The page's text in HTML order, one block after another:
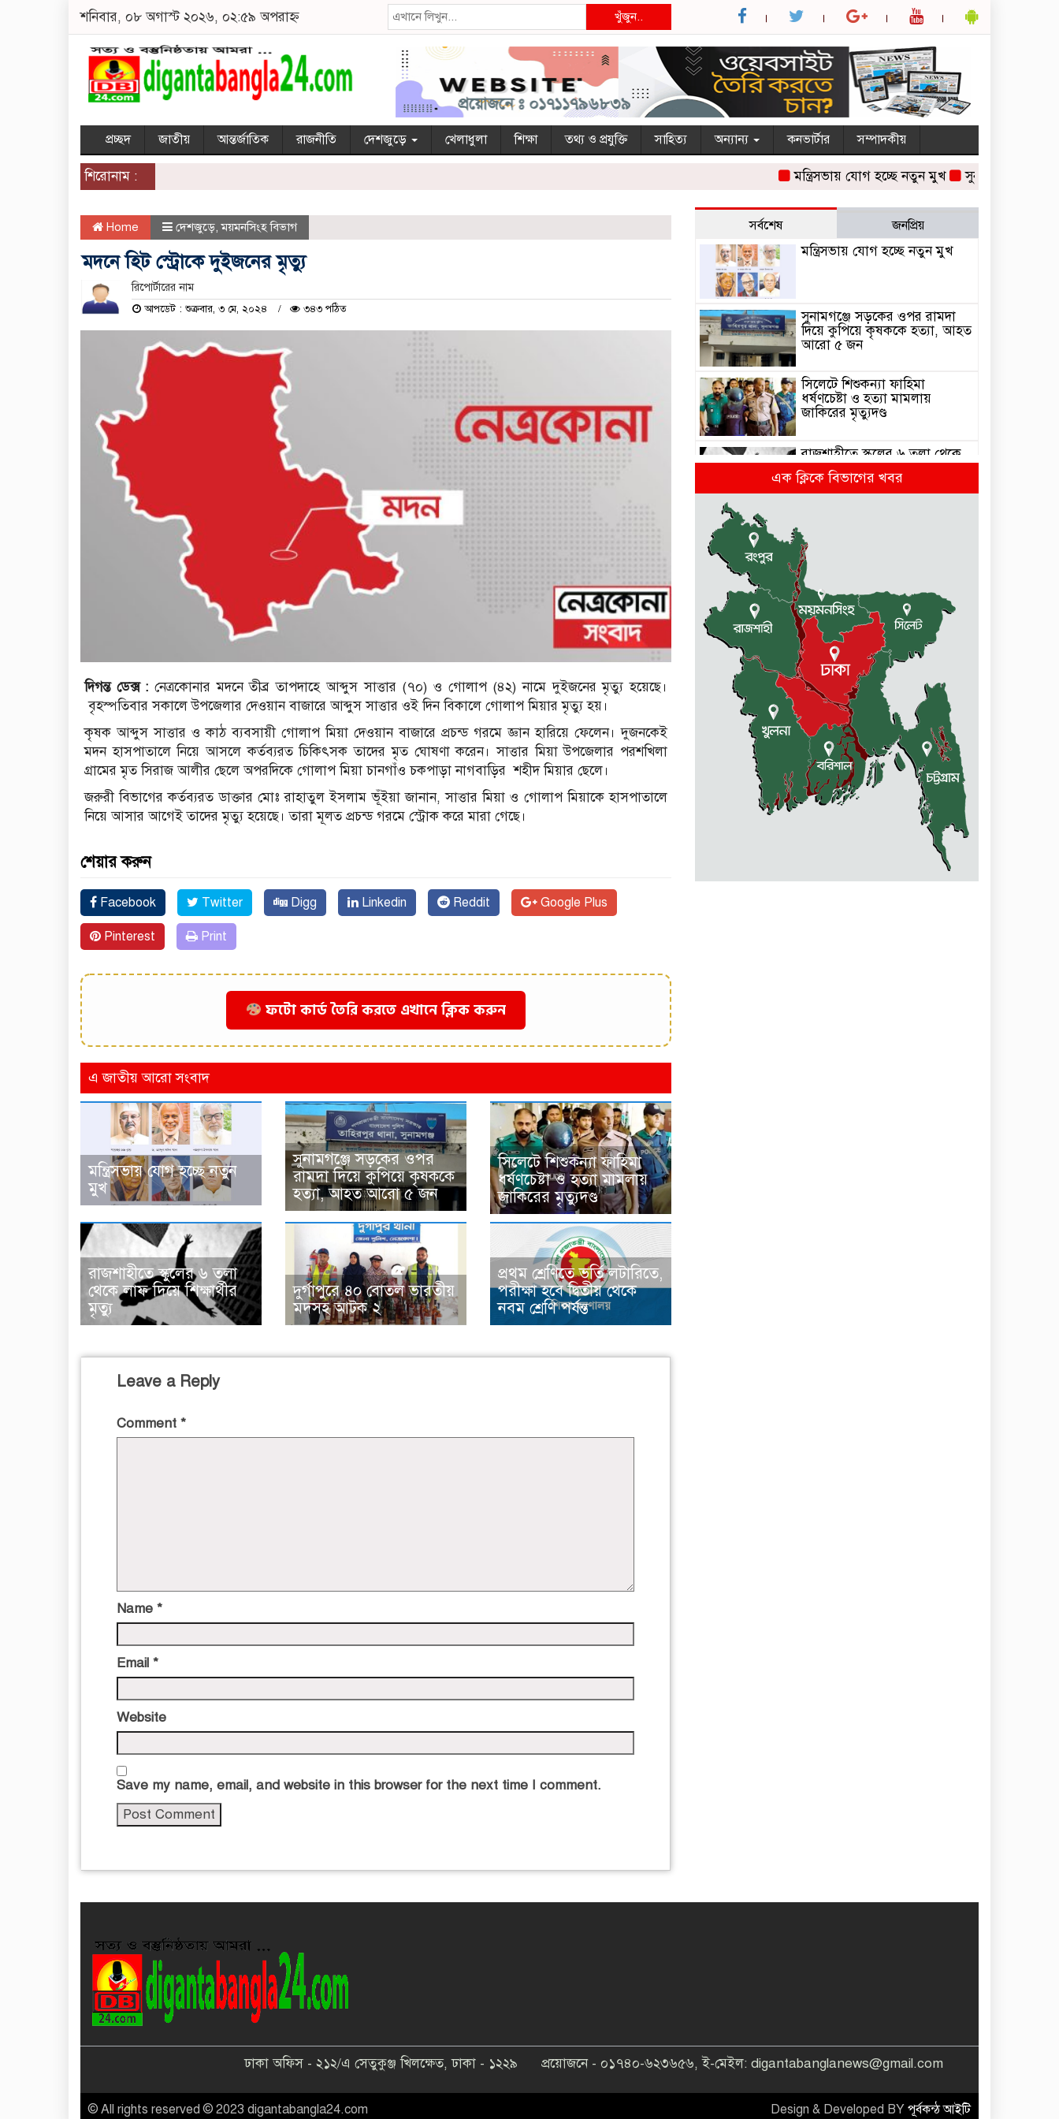
শনিবার, ০৮ অগাস্ট ২০২৬, ০২:৫৯ অপরাহ্ন খুঁজুন..
প্রচ্ছদ জাতীয় আন্তর্জাতিক রাজনীতি দেশজুড়ে খেলাধুলা শিক্ষা তথ্য ও প্রযুক্তি সাহিত্য অন্যান্য কনভার্টার সম্পাদকীয়
শিরোনাম : মন্ত্রিসভায় যোগ হচ্ছে নতুন মুখ সুনামগঞ্জে সড়কের
Home দেশজুড়ে,ময়মনসিংহ বিভাগ
মদনে হিট স্ট্রোকে দুইজনের মৃত্যু
রিপোর্টারের নাম
আপডেট : শুক্রবার, ৩ মে, ২০২৪ ৩৪৩ পঠিত
দিগন্ত ডেক্স : নেত্রকোনার মদনে তীব্র তাপদাহে আব্দুস সাত্তার (৭০) ও গোলাপ (৪২) নামে দুইজনের মৃত্যু হয়েছে।
বৃহস্পতিবার সকালে উপজেলার দেওয়ান বাজারে আব্দুস সাত্তার ওই দিন বিকালে গোলাপ মিয়ার মৃত্যু হয়।
কৃষক আব্দুস সাত্তার ও কাঠ ব্যবসায়ী গোলাপ মিয়া দেওয়ান বাজারে প্রচন্ড গরমে জ্ঞান হারিয়ে ফেলেন। দুজনকেই
মদন হাসপাতালে নিয়ে আসলে কর্তব্যরত চিকিৎসক তাদের মৃত ঘোষণা করেন। সাত্তার মিয়া উপজেলার পরশখিলা
গ্রামের মৃত সিরাজ আলীর ছেলে অপরদিকে গোলাপ মিয়া চানগাঁও চকপাড়া নাগবাড়ির শহীদ মিয়ার ছেলে।
জরুরী বিভাগের কর্তব্যরত ডাক্তার মোঃ রাহাতুল ইসলাম ভূঁইয়া জানান, সাত্তার মিয়া ও গোলাপ মিয়াকে হাসপাতালে
নিয়ে আসার আগেই তাদের মৃত্যু হয়েছে। তারা মূলত প্রচন্ড গরমে স্ট্রোক করে মারা গেছে।
শেয়ার করুন
Facebook Twitter Digg Linkedin Reddit Google Plus
Pinterest Print
ফটো কার্ড তৈরি করতে এখানে ক্লিক করুন
এ জাতীয় আরো সংবাদ
মন্ত্রিসভায় যোগ হচ্ছে নতুন
মুখ
সুনামগঞ্জে সড়কের ওপর
রামদা দিয়ে কুপিয়ে কৃষককে
হত্যা, আহত আরো ৫ জন
সিলেটে শিশুকন্যা ফাহিমা
ধর্ষণচেষ্টা ও হত্যা মামলায়
জাকিরের মৃত্যুদণ্ড
রাজশাহীতে স্কুলের ৬ তলা
থেকে লাফ দিয়ে শিক্ষার্থীর
মৃত্যু
দুর্গাপুরে ৪০ বোতল ভারতীয়
মদসহ আটক ২
প্রথম শ্রেণিতে ভর্তি লটারিতে,
পরীক্ষা হবে দ্বিতীয় থেকে
নবম শ্রেণি পর্যন্ত
Leave a Reply
Comment *
Name *
Email *
Website
Save my name, email, and website in this browser for the next time I comment.
সর্বশেষ জনপ্রিয়
মন্ত্রিসভায় যোগ হচ্ছে নতুন মুখ
সুনামগঞ্জে সড়কের ওপর রামদা
দিয়ে কুপিয়ে কৃষককে হত্যা, আহত
আরো ৫ জন
সিলেটে শিশুকন্যা ফাহিমা
ধর্ষণচেষ্টা ও হত্যা মামলায়
জাকিরের মৃত্যুদণ্ড
রাজশাহীতে স্কুলের ৬ তলা থেকে
লাফ দিয়ে শিক্ষার্থীর মৃত্যু
মদসহ আটক ২
প্রথম শ্রেণিতে ভর্তি লটারিতে,
পরীক্ষা হবে দ্বিতীয় থেকে নবম
শ্রেণি পর্যন্ত
দুর্গাপুরে ক্ষুদে শিক্ষার্থীদের মাঝে
গাছের চারা বিতরণ
ঢাকাসহ যেসব অঞ্চলে বজ্রবৃষ্টির
আভাস
কলমাকান্দা-নেত্রকোনা আঞ্চলিক
সড়কে ৫ শতাধিক গাছের চারা
রোপণ
মেলান্দহে ব্র্যাকের স্বাস্থ্য ক্যাম্প
এক ক্লিকে বিভাগের খবর
ঢাকা অফিস - ২১২/এ সেতুকুঞ্জ খিলক্ষেত, ঢাকা - ১২২৯ প্রয়োজনে - ০১৭৪০-৬২৩৬৫৬, ই-মেইল: digantabanglanews@gmail.com
© All rights reserved © 2023 digantabangla24.com Design & Developed BY পূর্বকন্ঠ আইটি